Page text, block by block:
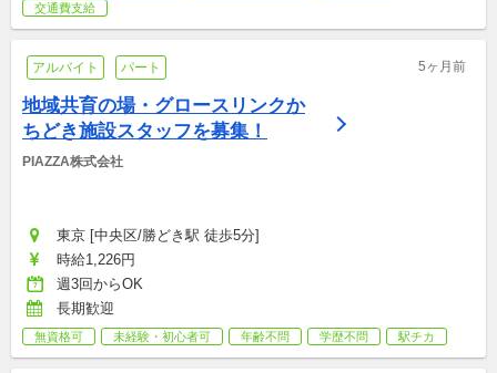
交通費支給
アルバイト パート 5ヶ月前
地域共育の場・グロースリンクか
ちどき施設スタッフを募集！
PIAZZA株式会社
東京 [中央区/勝どき駅 徒歩5分]
時給1,226円
週3回からOK
長期歓迎
無資格可 未経験・初心者可 年齢不問 学歴不問 駅チカ